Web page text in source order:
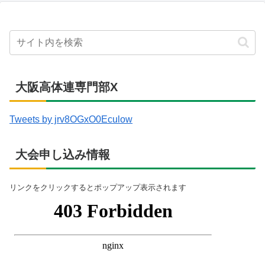
大阪高体連専門部X
Tweets by jrv8OGxO0Eculow
大会申し込み情報
リンクをクリックするとポップアップ表示されます